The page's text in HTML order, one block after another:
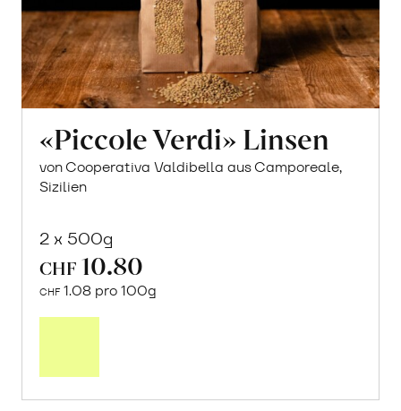
«Piccole Verdi» Linsen
von Cooperativa Valdibella aus Camporeale,
Sizilien
2 x 500g
CHF 10.80
CHF 1.08 pro 100g